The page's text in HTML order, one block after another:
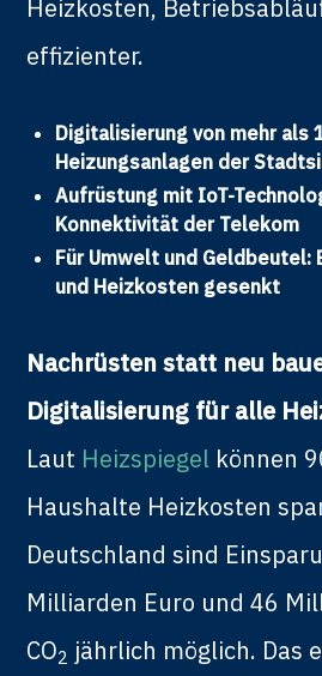
Heizkosten,
effizienter.
Digitalisierung von mehr als
Heizungsanlagen der
Aufrüstung mit IoT-
Konnektivität der Telekom
Für Umwelt und Geldbeutel:
und Heizkosten gesenkt
Nachrüsten statt neu
Digitalisierung für alle
Laut Heizspiegel können
Haushalte Heizkosten
Deutschland sind
Milliarden Euro und 46
CO2 jährlich möglich. Das